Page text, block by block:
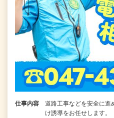
仕事内容
道路工事などを安全に進
け誘導をお任せします。